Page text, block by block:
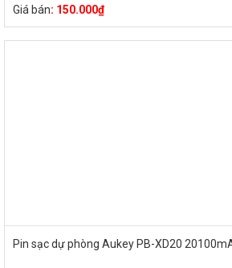
Giá bán: 150.000₫
Pin sạc dự phòng Aukey PB-XD20